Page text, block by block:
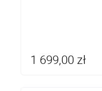
1 699,00 zł